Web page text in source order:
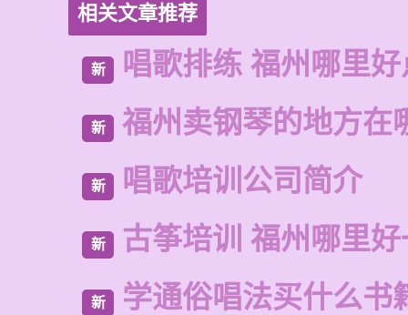
相关文章推荐
新 唱歌排练 福州哪里好
新 福州卖钢琴的地方在
新 唱歌培训公司简介
新 古筝培训 福州哪里
新 学通俗唱法买什么书